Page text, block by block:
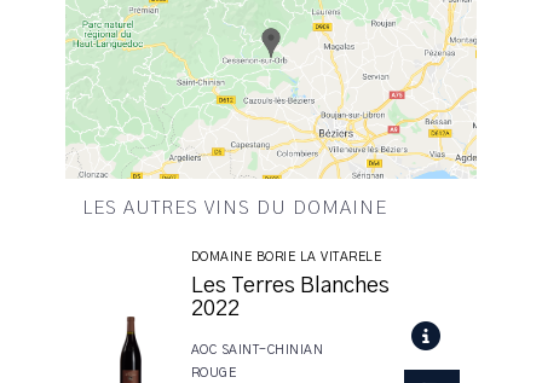
LES AUTRES VINS DU DOMAINE
DOMAINE BORIE LA VITARELE
Les Terres Blanches
2022
AOC SAINT-CHINIAN
ROUGE